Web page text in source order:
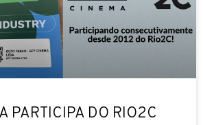
PARTICIPA DO RIO2C